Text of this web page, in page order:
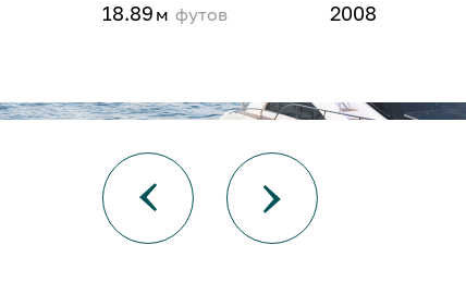
18.89 м футов 2008